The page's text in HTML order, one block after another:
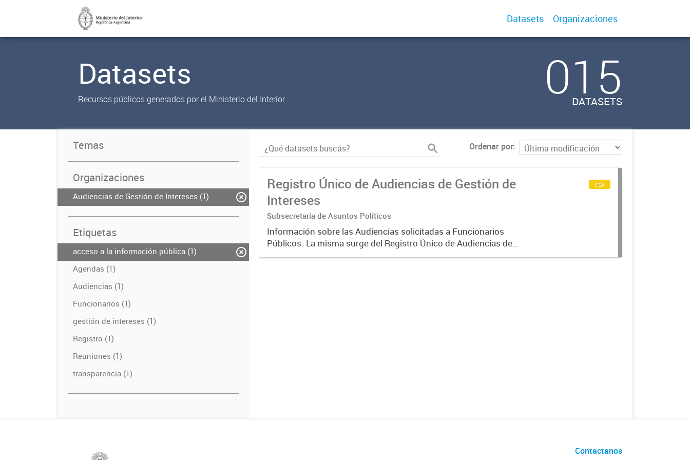
Datasets Organizaciones
Datasets
Recursos públicos generados por el Ministerio del Interior 015
DATASETS
Temas
Organizaciones
Audiencias de Gestión de Intereses (1)
Etiquetas
acceso a la información pública (1)
Agendas (1)
Audiencias (1)
Funcionarios (1)
gestión de intereses (1)
Registro (1)
Reuniones (1)
transparencia (1)
Ordenar por
Registro Único de Audiencias de Gestión de
Intereses
Subsecretaría de Asuntos Políticos
Información sobre las Audiencias solicitadas a Funcionarios
Públicos. La misma surge del Registro Único de Audiencias de
Gestión de Intereses del Poder Ejecutivo Nacional, establecido
csv
Contactanos